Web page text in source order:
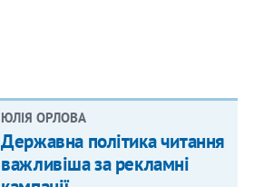
ЮЛІЯ ОРЛОВА
Державна політика читання
важливіша за рекламні